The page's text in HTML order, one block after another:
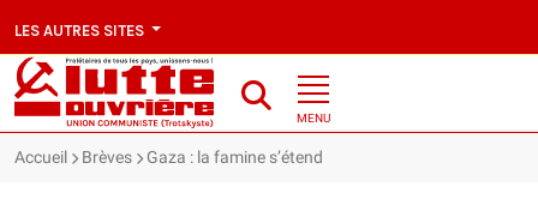
LES AUTRES SITES
MENU
Accueil Brèves Gaza : la famine s’étend